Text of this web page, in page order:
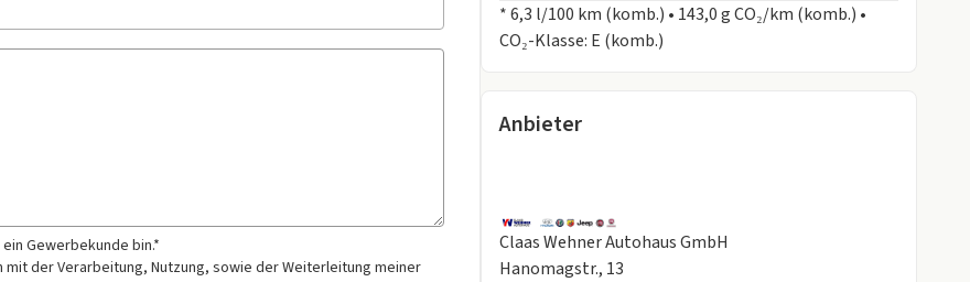
Gewerbekunde bin.*
mit der Verarbeitung, Nutzung, sowie der Weiterleitung meiner
* 6,3 l/100 km (komb.) • 143,0 g CO₂/km (komb.) •
CO₂-Klasse: E (komb.)
Anbieter
Claas Wehner Autohaus GmbH
Hanomagstr., 13